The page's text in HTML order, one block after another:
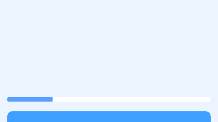
22.22222222222222%
completed